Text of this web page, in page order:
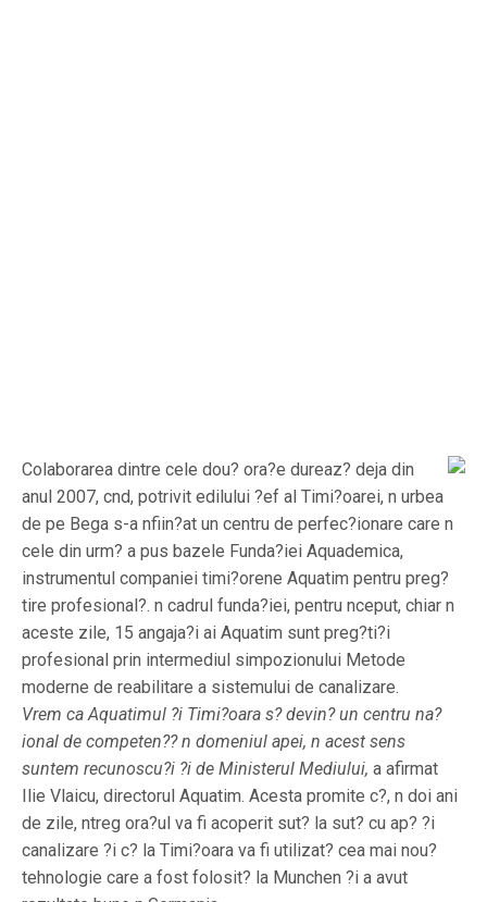
Colaborarea dintre cele dou? ora?e dureaz? deja din
anul 2007, cnd, potrivit edilului ?ef al Timi?oarei, n urbea
de pe Bega s-a nfiin?at un centru de perfec?ionare care n
cele din urm? a pus bazele Funda?iei Aquademica,
instrumentul companiei timi?orene Aquatim pentru preg?
tire profesional?. n cadrul funda?iei, pentru nceput, chiar n
aceste zile, 15 angaja?i ai Aquatim sunt preg?ti?i
profesional prin intermediul simpozionului Metode
moderne de reabilitare a sistemului de canalizare.
Vrem ca Aquatimul ?i Timi?oara s? devin? un centru na?
ional de competen?? n domeniul apei, n acest sens
suntem recunoscu?i ?i de Ministerul Mediului, a afirmat
Ilie Vlaicu, directorul Aquatim. Acesta promite c?, n doi ani
de zile, ntreg ora?ul va fi acoperit sut? la sut? cu ap? ?i
canalizare ?i c? la Timi?oara va fi utilizat? cea mai nou?
tehnologie care a fost folosit? la Munchen ?i a avut